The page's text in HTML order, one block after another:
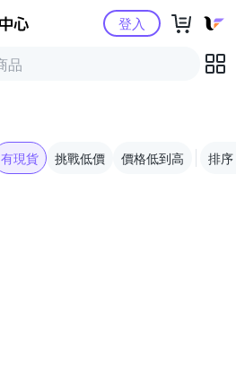
Yahoo購物中心登入
有現貨 挑戰低價 價格低到高 排序